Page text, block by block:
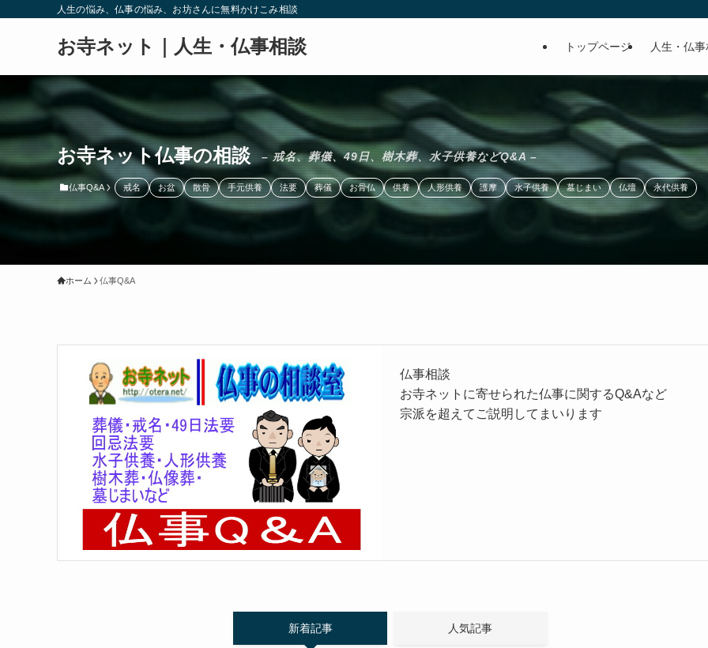
人生の悩み、仏事の悩み、お坊さんに無料かけこみ相談
お寺ネット｜人生・仏事相談 トップページ 人生・仏
お寺ネット仏事の相談 – 戒名、葬儀、49日、樹木葬、水子供養などQ&A –
仏事Q&A 戒名 お盆 散骨 手元供養 法要 葬儀 お骨仏 供養 人形供養 護摩 水子供養 墓じまい 仏壇 永代供養
ホーム 仏事Q&A
仏事相談
お寺ネットに寄せられた仏事に関するQ&Aなど
宗派を超えてご説明してまいります
新着記事 人気記事